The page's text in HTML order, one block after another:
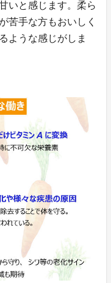
いと感じます。柔ら
苦手な方もおいしく
ような感じがしま